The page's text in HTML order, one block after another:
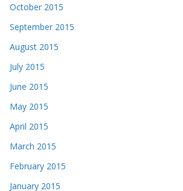
October 2015
September 2015
August 2015
July 2015
June 2015
May 2015
April 2015
March 2015
February 2015
January 2015